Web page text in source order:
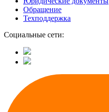
Обращение
Техподдержка
Социальные сети: